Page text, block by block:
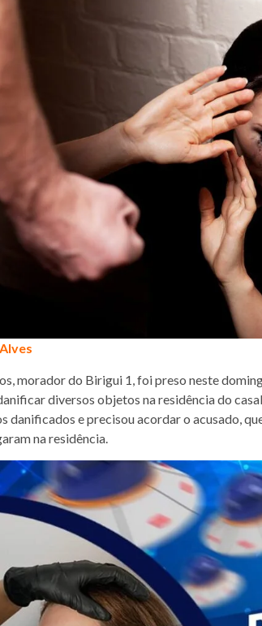
morador do Birigui 1, foi preso neste
diversos objetos na residência do
danificados e precisou acordar o acusado,
na residência.